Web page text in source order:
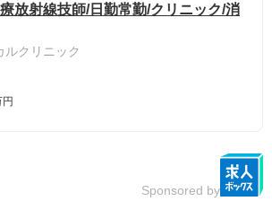
療放射線技師/日勤常勤/クリニック/消
ルクリニック
円
Sponsored by